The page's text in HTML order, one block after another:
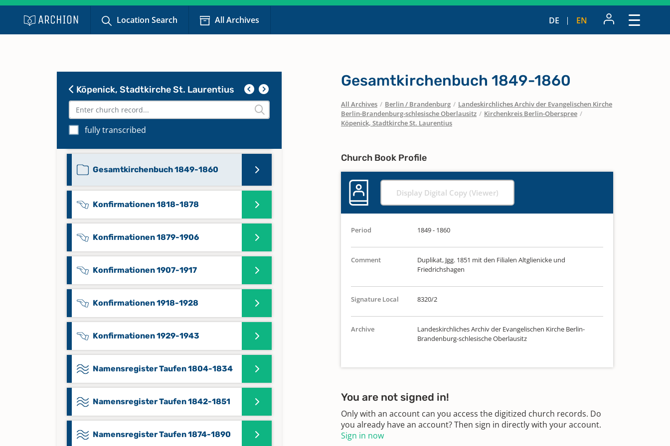
Location Search All Archives DE EN
Köpenick, Stadtkirche St. Laurentius
fully transcribed
Gesamtkirchenbuch 1642-1684
Gesamtkirchenbuch 1794-1795
Gesamtkirchenbuch 1802-1807
Gesamtkirchenbuch 1849-1860
Konfirmationen 1818-1878
Konfirmationen 1879-1906
Konfirmationen 1907-1917
Konfirmationen 1918-1928
Konfirmationen 1929-1943
Namensregister Taufen 1804-1834
Namensregister Taufen 1842-1851
Namensregister Taufen 1874-1890
Gesamtkirchenbuch 1849-1860
All Archives / Berlin / Brandenburg / Landeskirchliches Archiv der Evangelischen Kirche
Berlin-Brandenburg-schlesische Oberlausitz / Kirchenkreis Berlin-Oberspree /
Köpenick, Stadtkirche St. Laurentius
Church Book Profile
Display Digital Copy (Viewer)
Period 1849 - 1860
Comment
Duplikat, Jgg. 1851 mit den Filialen Altglienicke und
Friedrichshagen
Signature Local 8320/2
Archive
Landeskirchliches Archiv der Evangelischen Kirche Berlin-
Brandenburg-schlesische Oberlausitz
You are not signed in!
Only with an account can you access the digitized church records. Do
you already have an account? Then sign in directly with your account.
Sign in now